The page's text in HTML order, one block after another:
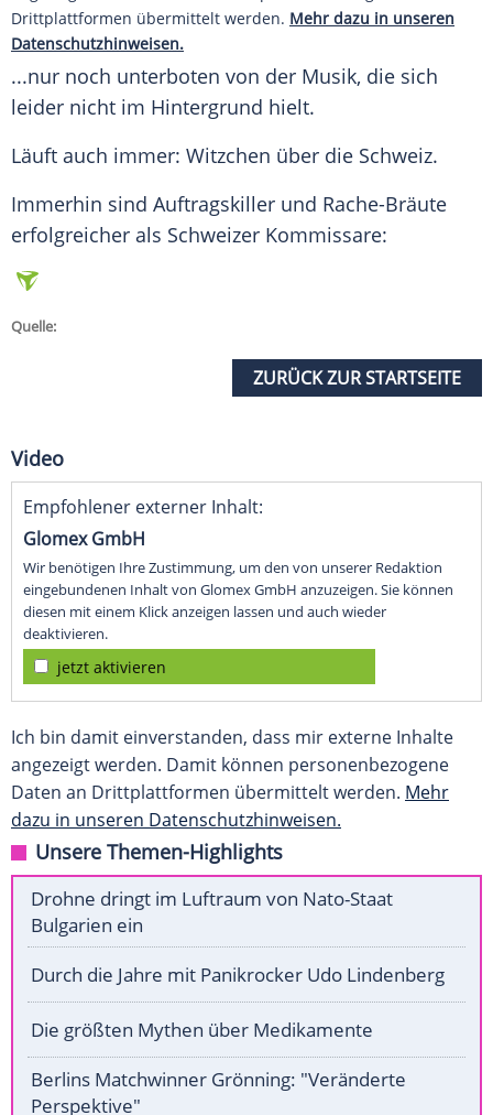
Drittplattformen übermittelt werden. Mehr dazu in unseren
Datenschutzhinweisen.
...nur noch unterboten von der Musik, die sich
leider nicht im Hintergrund hielt.
Läuft auch immer: Witzchen über die Schweiz.
Immerhin sind Auftragskiller und Rache-Bräute
erfolgreicher als Schweizer Kommissare:
Quelle:
ZURÜCK ZUR STARTSEITE
Video
Empfohlener externer Inhalt:
Glomex GmbH
Wir benötigen Ihre Zustimmung, um den von unserer Redaktion
eingebundenen Inhalt von Glomex GmbH anzuzeigen. Sie können
diesen mit einem Klick anzeigen lassen und auch wieder
deaktivieren.
jetzt aktivieren
Ich bin damit einverstanden, dass mir externe Inhalte
angezeigt werden. Damit können personenbezogene
Daten an Drittplattformen übermittelt werden. Mehr
dazu in unseren Datenschutzhinweisen.
Unsere Themen-Highlights
Drohne dringt im Luftraum von Nato-Staat
Bulgarien ein
Durch die Jahre mit Panikrocker Udo Lindenberg
Die größten Mythen über Medikamente
Berlins Matchwinner Grönning: "Veränderte
Perspektive"